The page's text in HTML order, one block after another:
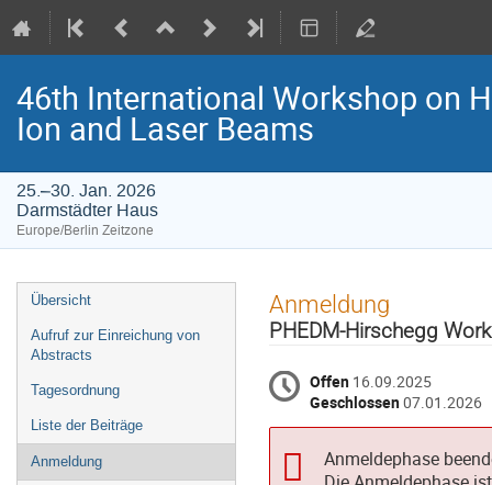
46th International Workshop on
Ion and Laser Beams
25.–30. Jan. 2026
Darmstädter Haus
Europe/Berlin Zeitzone
Veranstaltungsmenü
Übersicht
Aufruf zur Einreichung von
Abstracts
Tagesordnung
Liste der Beiträge
Anmeldung
Anmeldung
PHEDM-Hirschegg
Offen 16.09.2025
Geschlossen07.01.2026
Anmeldephase